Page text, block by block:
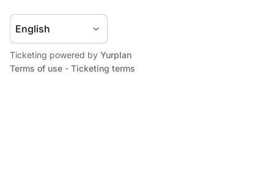
Ticketing powered by Yurplan
Terms of use - Ticketing terms